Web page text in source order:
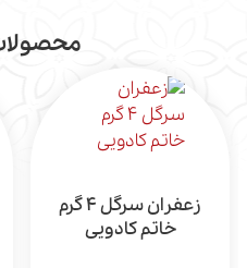
زعفران سرگل 4 گرم
خاتم کادویی